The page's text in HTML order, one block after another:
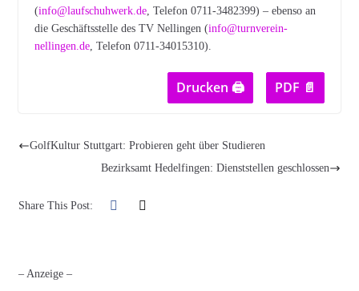
(info@laufschuhwerk.de, Telefon 0711-3482399) – ebenso an
die Geschäftsstelle des TV Nellingen (info@turnverein-
nellingen.de, Telefon 0711-34015310).
Drucken 🖨 PDF 📄
GolfKultur Stuttgart: Probieren geht über Studieren
Bezirksamt Hedelfingen: Dienststellen geschlossen
Share This Post:
– Anzeige –